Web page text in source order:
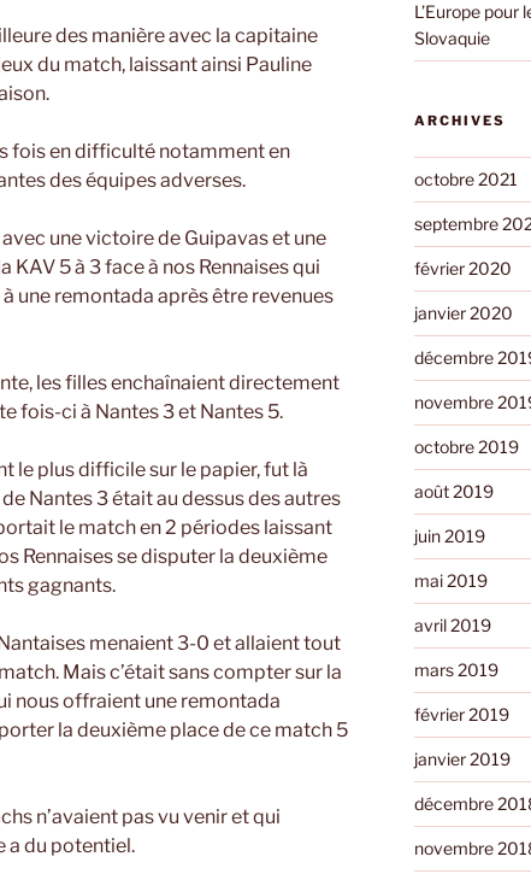
des manière avec la capitaine
du match, laissant ainsi Pauline
fois en difficulté notamment en
des équipes adverses.
une victoire de Guipavas et une
5 à 3 face à nos Rennaises qui
une remontada après être revenues
les filles enchaînaient directement
fois-ci à Nantes 3 et Nantes 5.
le plus difficile sur le papier, fut là
Nantes 3 était au dessus des autres
le match en 2 périodes laissant
Rennaises se disputer la deuxième
gagnants.
menaient 3-0 et allaient tout
Mais c’était sans compter sur la
nous offraient une remontada
la deuxième place de ce match 5
n’avaient pas vu venir et qui
a du potentiel.
L’Europe pour
Slovaquie
ARCHIVES
octobre 2021
septembre
février 2020
janvier 2020
décembre
novembre
octobre 2019
août 2019
juin 2019
mai 2019
avril 2019
mars 2019
février 2019
janvier 2019
décembre
novembre